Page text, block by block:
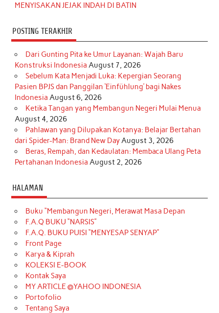
MENYISAKAN JEJAK INDAH DI BATIN
POSTING TERAKHIR
Dari Gunting Pita ke Umur Layanan: Wajah Baru
Konstruksi Indonesia August 7, 2026
Sebelum Kata Menjadi Luka: Kepergian Seorang
Pasien BPJS dan Panggilan ‘Einfühlung’ bagi Nakes
Indonesia August 6, 2026
Ketika Tangan yang Membangun Negeri Mulai Menua
August 4, 2026
Pahlawan yang Dilupakan Kotanya: Belajar Bertahan
dari Spider-Man: Brand New DayAugust 3, 2026
Beras, Rempah, dan Kedaulatan: Membaca Ulang Peta
Pertahanan Indonesia August 2, 2026
HALAMAN
Buku “Membangun Negeri, Merawat Masa Depan
F.A.Q BUKU “NARSIS”
F.A.Q. BUKU PUISI “MENYESAP SENYAP”
Front Page
Karya & Kiprah
KOLEKSI E-BOOK
Kontak Saya
MY ARTICLE @YAHOO INDONESIA
Portofolio
Tentang Saya